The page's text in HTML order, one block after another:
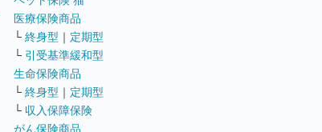
医療保険商品
└ 終身型 ｜ 定期型
└ 引受基準緩和型
生命保険商品
└ 終身型 ｜ 定期型
└ 収入保障保険
がん保険商品